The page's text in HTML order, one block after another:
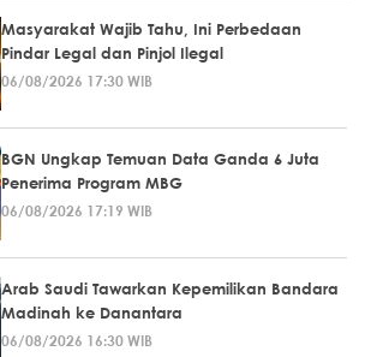
Masyarakat Wajib Tahu, Ini Perbedaan
Pindar Legal dan Pinjol Ilegal
06/08/2026 17:30 WIB
BGN Ungkap Temuan Data Ganda 6 Juta
Penerima Program MBG
06/08/2026 17:19 WIB
Arab Saudi Tawarkan Kepemilikan Bandara
Madinah ke Danantara
06/08/2026 16:30 WIB